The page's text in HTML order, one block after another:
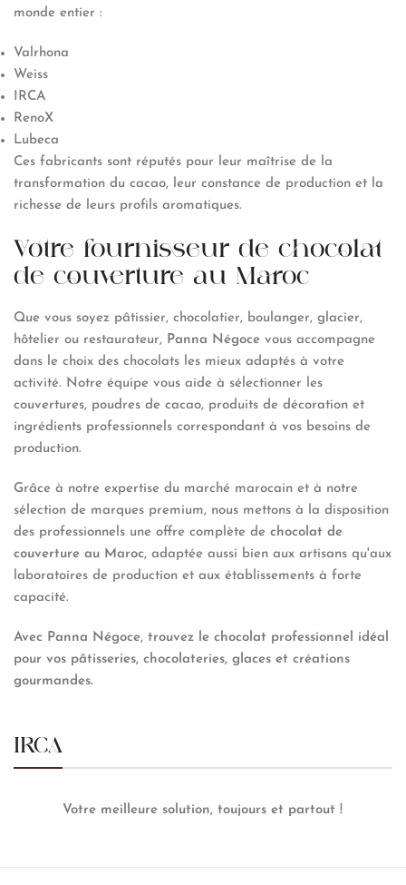
monde entier :
Valrhona
Weiss
IRCA
RenoX
Lubeca
Ces fabricants sont réputés pour leur maîtrise de la
transformation du cacao, leur constance de production et la
richesse de leurs profils aromatiques.
Votre fournisseur de chocolat
de couverture au Maroc
Que vous soyez pâtissier, chocolatier, boulanger, glacier,
hôtelier ou restaurateur, Panna Négoce vous accompagne
dans le choix des chocolats les mieux adaptés à votre
activité. Notre équipe vous aide à sélectionner les
couvertures, poudres de cacao, produits de décoration et
ingrédients professionnels correspondant à vos besoins de
production.
Grâce à notre expertise du marché marocain et à notre
sélection de marques premium, nous mettons à la disposition
des professionnels une offre complète de chocolat de
couverture au Maroc, adaptée aussi bien aux artisans qu'aux
laboratoires de production et aux établissements à forte
capacité.
Avec Panna Négoce, trouvez le chocolat professionnel idéal
pour vos pâtisseries, chocolateries, glaces et créations
gourmandes.
IRCA
Votre meilleure solution, toujours et partout !